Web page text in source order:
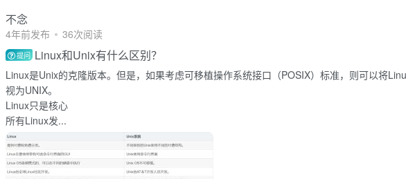
不念
4年前发布 36次阅读
提问 Linux和Unix有什么区别？
Linux是Unix的克隆版本。但是，如果考虑可移植操作系统接口（POSIX）标准，则可以将
视为UNIX。
Linux只是核心
所有Linux发...